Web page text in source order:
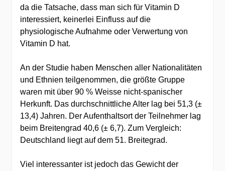
da die Tatsache, dass man sich für Vitamin D
interessiert, keinerlei Einfluss auf die
physiologische Aufnahme oder Verwertung von
Vitamin D hat.
An der Studie haben Menschen aller Nationalitäten
und Ethnien teilgenommen, die größte Gruppe
waren mit über 90 % Weisse nicht-spanischer
Herkunft. Das durchschnittliche Alter lag bei 51,3 (±
13,4) Jahren. Der Aufenthaltsort der Teilnehmer lag
beim Breitengrad 40,6 (± 6,7). Zum Vergleich:
Deutschland liegt auf dem 51. Breitegrad.
Viel interessanter ist jedoch das Gewicht der